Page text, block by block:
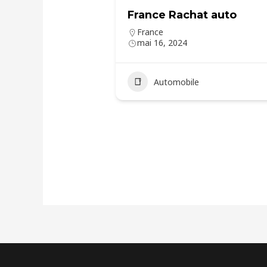
France Rachat auto
France
mai 16, 2024
Automobile